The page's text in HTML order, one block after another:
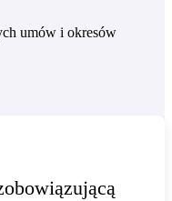
umów i okresów